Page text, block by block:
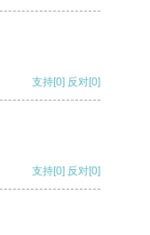
支持[0] 反对[0]
支持[0] 反对[0]